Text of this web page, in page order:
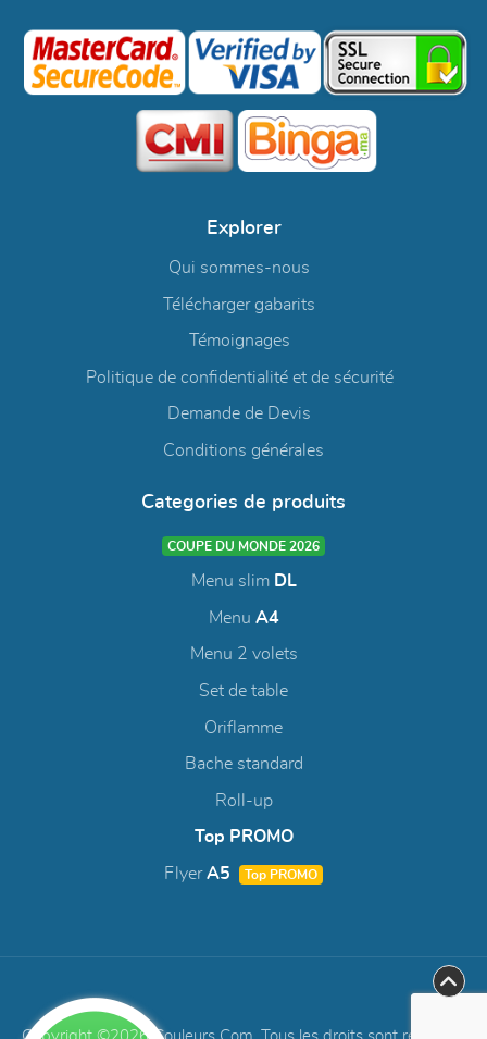
Explorer
Qui sommes-nous
Télécharger gabarits
Témoignages
Politique de confidentialité et de sécurité
Demande de Devis
Conditions générales
Categories de produits
COUPE DU MONDE 2026
Menu slim DL
Menu A4
Menu 2 volets
Set de table
Oriflamme
Bache standard
Roll-up
Top PROMO
FlyerA5 Top PROMO